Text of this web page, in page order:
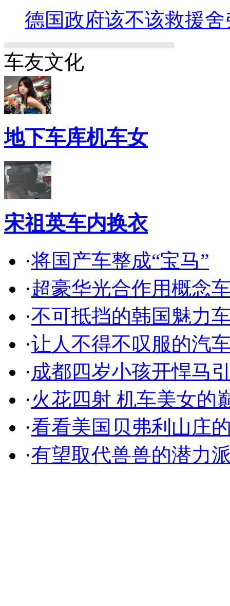
德国政府该不该救援舍
车友文化
地下车库机车女
宋祖英车内换衣
·将国产车整成“宝马”
·超豪华光合作用概念
·不可抵挡的韩国魅力
·让人不得不叹服的汽
·成都四岁小孩开悍马
·火花四射 机车美女的
·看看美国贝弗利山庄
·有望取代兽兽的潜力